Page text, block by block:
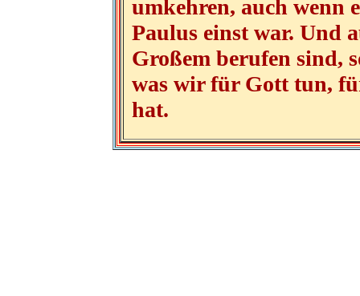
umkehren, auch wenn
Paulus einst war. Und
Großem berufen sind,
was wir für Gott tun,
hat.